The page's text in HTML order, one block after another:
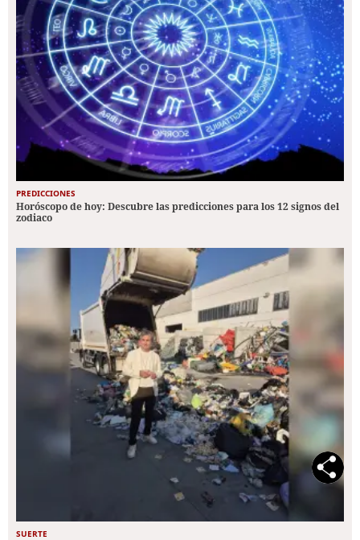
PREDICCIONES
Horóscopo de hoy: Descubre las predicciones para los 12 signos del
zodiaco
SUERTE